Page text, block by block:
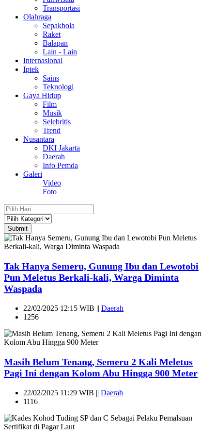
Transportasi
Olahraga
Sepakbola
Raket
Balapan
Lain - Lain
Internasional
Iptek
Sains
Teknologi
Gaya Hidup
Film
Musik
Selebritis
Trend
Nusantara
DKI Jakarta
Daerah
Info Pemda
Galeri
Video
Foto
Submit
Tak Hanya Semeru, Gunung Ibu dan Lewotobi
Pun Meletus Berkali-kali, Warga Diminta
Waspada
22/02/2025 12:15 WIB || Daerah
1256
Masih Belum Tenang, Semeru 2 Kali Meletus
Pagi Ini dengan Kolom Abu Hingga 900 Meter
22/02/2025 11:29 WIB || Daerah
1116